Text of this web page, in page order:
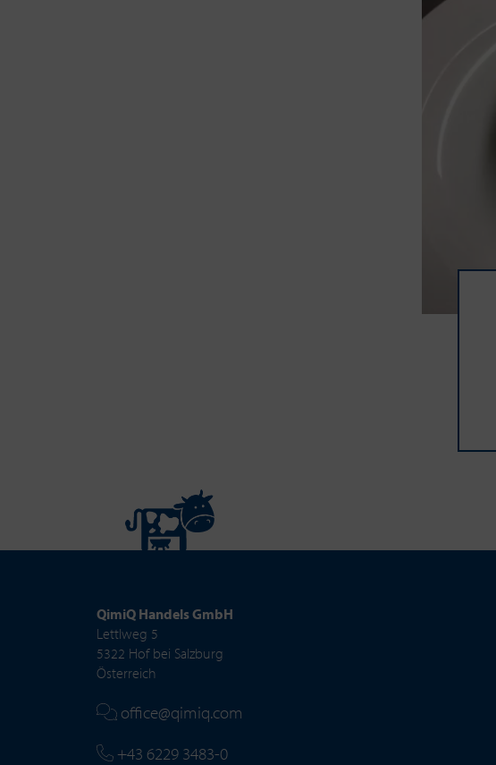
QimiQ Handels GmbH
Lettlweg 5
5322 Hof bei Salzburg
Österreich
office@qimiq.com
+43 6229 3483-0